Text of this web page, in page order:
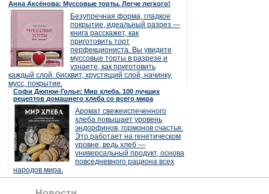
Анна Аксёнова: Муссовые торты. Легче легкого!
Безупречная форма, гладкое
покрытие, идеальный разрез —
книга расскажет, как
приготовить торт
перфекциониста. Вы увидите
муссовые торты в разрезе и
узнаете, как приготовить
каждый слой: бисквит, хрустящий слой, начинку,
мусс, покрытие.
Софи Дюпюи-Голье: Мир хлеба. 100 лучших
рецептов домашнего хлеба со всего мира
Аромат свежеиспеченного
хлеба повышает уровень
эндорфинов, гормонов счастья.
Это работает на генетическом
уровне, ведь хлеб —
универсальный продукт, основа
повседневного рациона всех
народов мира.